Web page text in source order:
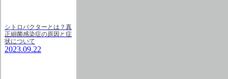
シトロバクターとは？真
正細菌感染症の原因と症
状について
2023.09.22